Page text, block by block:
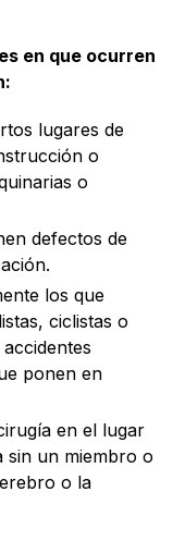
en que ocurren
lugares de
o
o
defectos de
los que
ciclistas o
ponen en
en el lugar
sin un miembro o
o la